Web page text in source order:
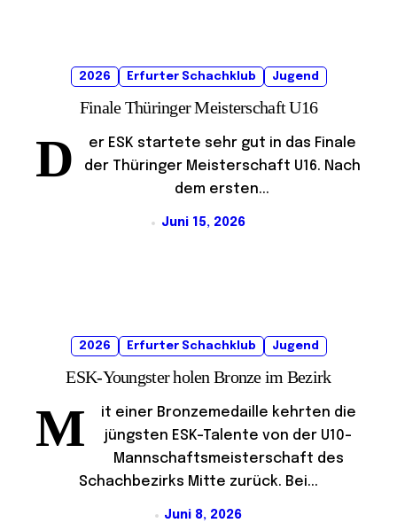
2026 Erfurter Schachklub Jugend
Finale Thüringer Meisterschaft U16
D
er ESK startete sehr gut in das Finale
der Thüringer Meisterschaft U16. Nach
dem ersten...
Juni 15, 2026
2026 Erfurter Schachklub Jugend
ESK-Youngster holen Bronze im Bezirk
M
it einer Bronzemedaille kehrten die
jüngsten ESK-Talente von der U10-
Mannschaftsmeisterschaft des
Schachbezirks Mitte zurück. Bei...
Juni 8, 2026